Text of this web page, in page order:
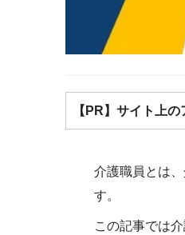
【PR】サイト上
介護職員とは
す。
この記事では